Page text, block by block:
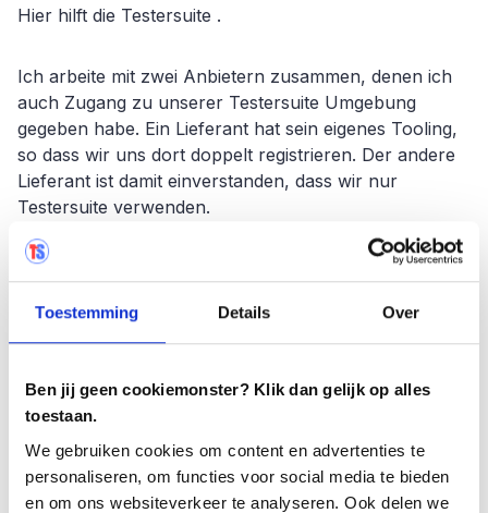
Toestemming Details Over
Ben jij geen cookiemonster? Klik dan gelijk op alles
toestaan.
We gebruiken cookies om content en advertenties te
personaliseren, om functies voor social media te bieden
en om ons websiteverkeer te analyseren. Ook delen we
Hier hilft die Testersuite .
Ich arbeite mit zwei Anbietern zusammen, denen ich
auch Zugang zu unserer Testersuite Umgebung
gegeben habe. Ein Lieferant hat sein eigenes Tooling,
so dass wir uns dort doppelt registrieren. Der andere
Lieferant ist damit einverstanden, dass wir nur
Testersuite verwenden.
Wir wissen, dass Testersuite eine API hat. Für die
Verknüpfungen wir mit welchen Tools und Anbietern
herstellen wollen.
Ist es notwendig, einen funktionalen
Akzeptanztest (FAT) und einen
Benutzerakzeptanztest (GAT) immer
selbst durchzuführen?